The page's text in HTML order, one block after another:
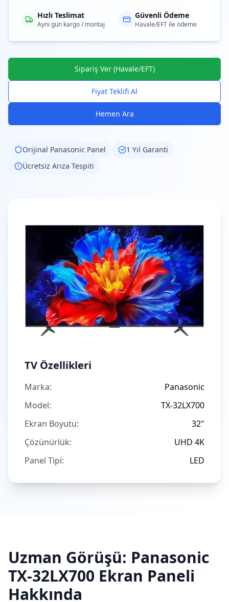
Hızlı Teslimat
Aynı gün kargo / montaj
Güvenli Ödeme
Havale/EFT ile ödeme
Sipariş Ver (Havale/EFT)
Fiyat Teklifi Al
Hemen Ara
Orijinal Panasonic Panel
1 Yıl Garanti
Ücretsiz Arıza Tespiti
TV Özellikleri
Marka:
Panasonic
Model:
TX-32LX700
Ekran Boyutu:
32"
Çözünürlük:
UHD 4K
Panel Tipi:
LED
Uzman Görüşü: Panasonic
TX-32LX700 Ekran Paneli
Hakkında